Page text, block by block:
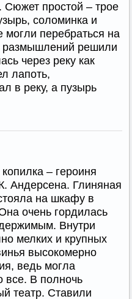
простой – трое
соломинка и
могли перебраться на
размышлений решили
через реку как
лапоть,
в реку, а пузырь
– героиня
Андерсена. Глиняная
на шкафу в
очень гордилась
Внутри
мелких и крупных
высокомерно
ведь могла
все. В полночь
театр. Ставили